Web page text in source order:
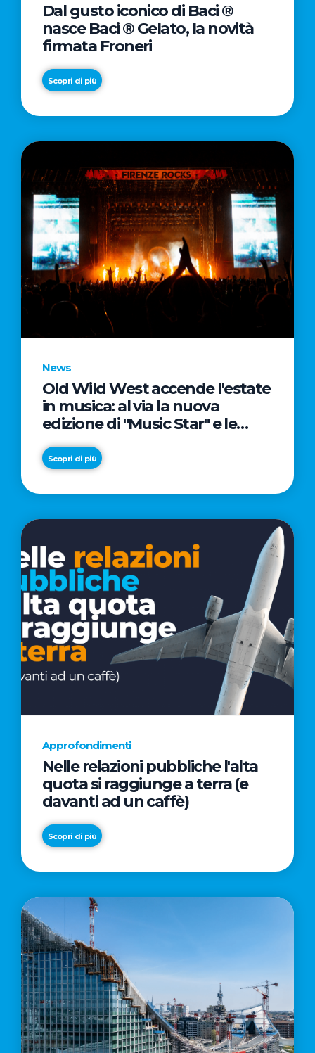
Dal gusto iconico di Baci ®
nasce Baci ® Gelato, la novità
firmata Froneri
Scopri di più
News
Old Wild West accende l'estate
in musica: al via la nuova
edizione di "Music Star" e le
prestigiose partnership con
Radio Italia e Live Nation
Scopri di più
Approfondimenti
Nelle relazioni pubbliche l'alta
quota si raggiunge a terra (e
davanti ad un caffè)
Scopri di più